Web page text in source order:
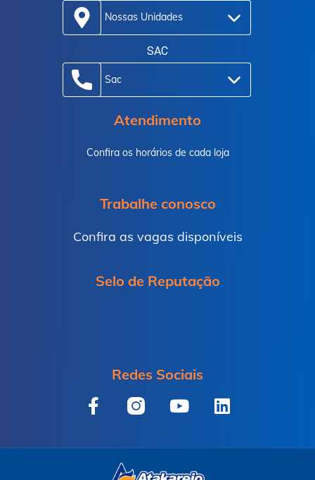
Nossas Unidades
SAC
Sac
Atendimento
Confira os horários de cada loja
Trabalhe conosco
Confira as vagas disponíveis
Selo de Reputação
Redes Sociais